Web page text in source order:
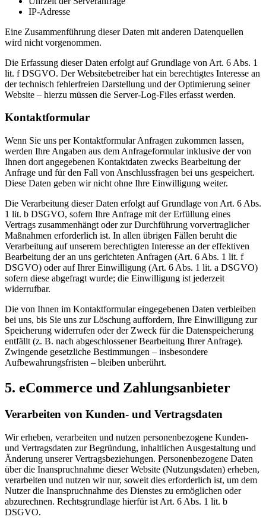
IP-Adresse
Eine Zusammenführung dieser Daten mit anderen Datenquellen
wird nicht vorgenommen.
Die Erfassung dieser Daten erfolgt auf Grundlage von Art. 6 Abs. 1
lit. f DSGVO. Der Websitebetreiber hat ein berechtigtes Interesse an
der technisch fehlerfreien Darstellung und der Optimierung seiner
Website – hierzu müssen die Server-Log-Files erfasst werden.
Kontaktformular
Wenn Sie uns per Kontaktformular Anfragen zukommen lassen,
werden Ihre Angaben aus dem Anfrageformular inklusive der von
Ihnen dort angegebenen Kontaktdaten zwecks Bearbeitung der
Anfrage und für den Fall von Anschlussfragen bei uns gespeichert.
Diese Daten geben wir nicht ohne Ihre Einwilligung weiter.
Die Verarbeitung dieser Daten erfolgt auf Grundlage von Art. 6 Abs.
1 lit. b DSGVO, sofern Ihre Anfrage mit der Erfüllung eines
Vertrags zusammenhängt oder zur Durchführung vorvertraglicher
Maßnahmen erforderlich ist. In allen übrigen Fällen beruht die
Verarbeitung auf unserem berechtigten Interesse an der effektiven
Bearbeitung der an uns gerichteten Anfragen (Art. 6 Abs. 1 lit. f
DSGVO) oder auf Ihrer Einwilligung (Art. 6 Abs. 1 lit. a DSGVO)
sofern diese abgefragt wurde; die Einwilligung ist jederzeit
widerrufbar.
Die von Ihnen im Kontaktformular eingegebenen Daten verbleiben
bei uns, bis Sie uns zur Löschung auffordern, Ihre Einwilligung zur
Speicherung widerrufen oder der Zweck für die Datenspeicherung
entfällt (z. B. nach abgeschlossener Bearbeitung Ihrer Anfrage).
Zwingende gesetzliche Bestimmungen – insbesondere
Aufbewahrungsfristen – bleiben unberührt.
5. eCommerce und Zahlungs­anbieter
Verarbeiten von Kunden- und Vertragsdaten
Wir erheben, verarbeiten und nutzen personenbezogene Kunden-
und Vertragsdaten zur Begründung, inhaltlichen Ausgestaltung und
Änderung unserer Vertragsbeziehungen. Personenbezogene Daten
über die Inanspruchnahme dieser Website (Nutzungsdaten) erheben,
verarbeiten und nutzen wir nur, soweit dies erforderlich ist, um dem
Nutzer die Inanspruchnahme des Dienstes zu ermöglichen oder
abzurechnen. Rechtsgrundlage hierfür ist Art. 6 Abs. 1 lit. b
DSGVO.